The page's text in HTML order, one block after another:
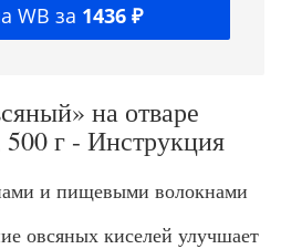
WB за 1436 ₽
на отваре
г - Инструкция
и пищевыми волокнами
овсяных киселей улучшает